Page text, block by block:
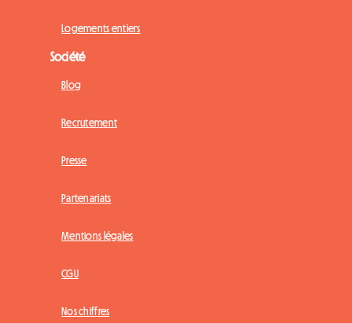
Logements entiers
Société
Blog
Recrutement
Presse
Partenariats
Mentions légales
CGU
Nos chiffres